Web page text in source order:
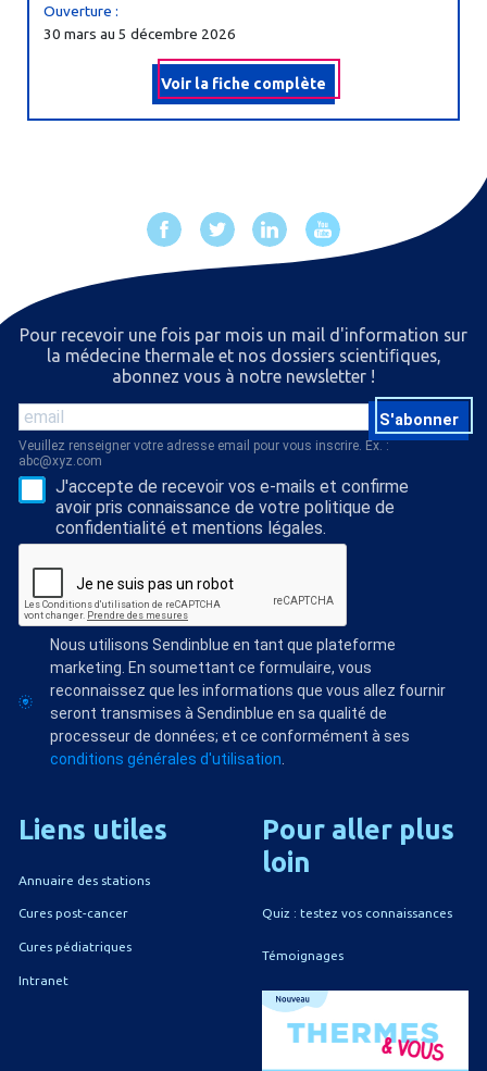
Ouverture :
30 mars au 5 décembre 2026
Voir la fiche complète
Pour recevoir une fois par mois un mail d'information sur
la médecine thermale et nos dossiers scientiﬁques,
abonnez vous à notre newsletter !
S'abonner
Veuillez renseigner votre adresse email pour vous inscrire. Ex. :
abc@xyz.com
J'accepte de recevoir vos e-mails et confirme
avoir pris connaissance de votre politique de
confidentialité et mentions légales.
Nous utilisons Sendinblue en tant que plateforme
marketing. En soumettant ce formulaire, vous
reconnaissez que les informations que vous allez fournir
seront transmises à Sendinblue en sa qualité de
processeur de données; et ce conformément à ses
conditions générales d'utilisation
Liens utiles
Annuaire des stations
Cures post-cancer
Cures pédiatriques
Intranet
Pour aller plus
loin
Quiz : testez vos connaissances
Témoignages